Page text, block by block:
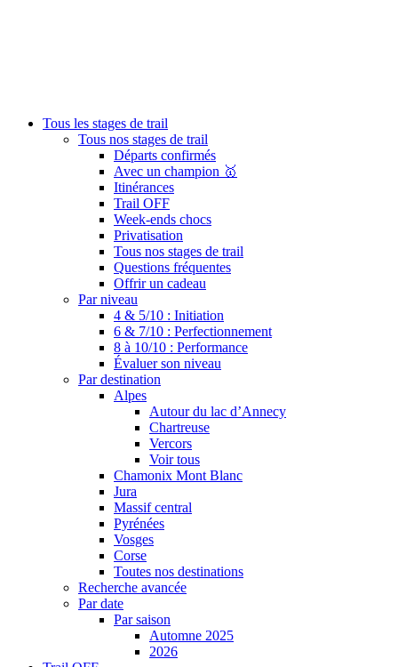
Tous les stages de trail
Tous nos stages de trail
Départs confirmés
Avec un champion 🥇
Itinérances
Trail OFF
Week-ends chocs
Privatisation
Tous nos stages de trail
Questions fréquentes
Offrir un cadeau
Par niveau
4 & 5/10 : Initiation
6 & 7/10 : Perfectionnement
8 à 10/10 : Performance
Évaluer son niveau
Par destination
Alpes
Autour du lac d’Annecy
Chartreuse
Vercors
Voir tous
Chamonix Mont Blanc
Jura
Massif central
Pyrénées
Vosges
Corse
Toutes nos destinations
Recherche avancée
Par date
Par saison
Automne 2025
2026